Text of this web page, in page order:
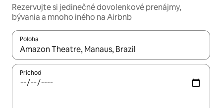
Rezervujte si jedinečné dovolenkové prenájmy,
bývania a mnoho iného na Airbnb
Poloha
Keď budú výsledky k dispozícii, môžete si ich prechádzať
Príchod